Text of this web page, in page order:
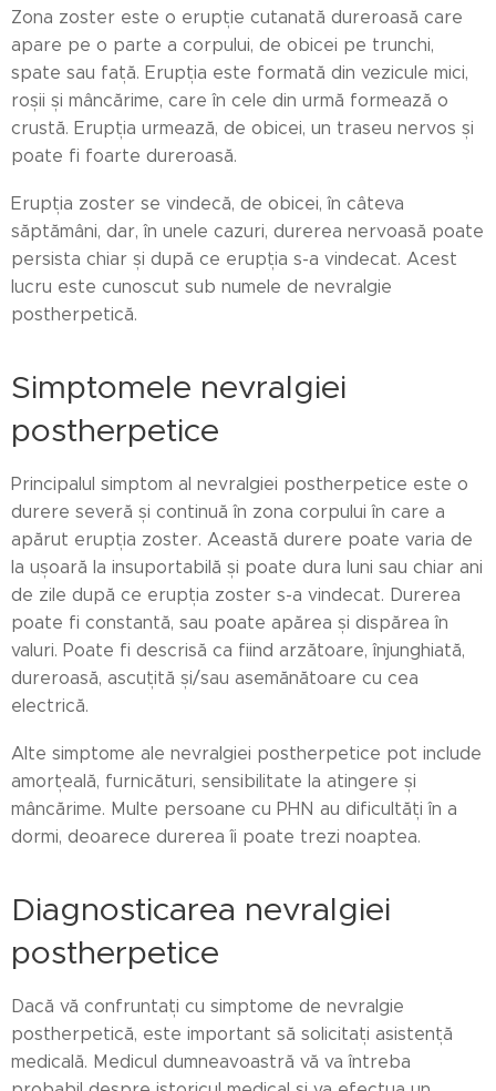
Zona zoster este o erupție cutanată dureroasă care
apare pe o parte a corpului, de obicei pe trunchi,
spate sau față. Erupția este formată din vezicule mici,
roșii și mâncărime, care în cele din urmă formează o
crustă. Erupția urmează, de obicei, un traseu nervos și
poate fi foarte dureroasă.
Erupția zoster se vindecă, de obicei, în câteva
săptămâni, dar, în unele cazuri, durerea nervoasă poate
persista chiar și după ce erupția s-a vindecat. Acest
lucru este cunoscut sub numele de nevralgie
postherpetică.
Simptomele nevralgiei
postherpetice
Principalul simptom al nevralgiei postherpetice este o
durere severă și continuă în zona corpului în care a
apărut erupția zoster. Această durere poate varia de
la ușoară la insuportabilă și poate dura luni sau chiar ani
de zile după ce erupția zoster s-a vindecat. Durerea
poate fi constantă, sau poate apărea și dispărea în
valuri. Poate fi descrisă ca fiind arzătoare, înjunghiată,
dureroasă, ascuțită și/sau asemănătoare cu cea
electrică.
Alte simptome ale nevralgiei postherpetice pot include
amorțeală, furnicături, sensibilitate la atingere și
mâncărime. Multe persoane cu PHN au dificultăți în a
dormi, deoarece durerea îi poate trezi noaptea.
Diagnosticarea nevralgiei
postherpetice
Dacă vă confruntați cu simptome de nevralgie
postherpetică, este important să solicitați asistență
medicală. Medicul dumneavoastră vă va întreba